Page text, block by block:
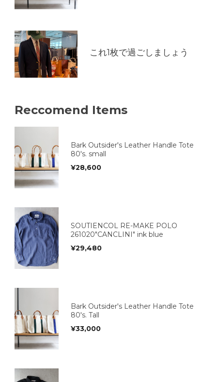
これ1枚で過ごしましょう
Reccomend Items
Bark Outsider's Leather Handle Tote
80's. small
¥28,600
SOUTIENCOL RE-MAKE POLO
261020"CANCLINI" ink blue
¥29,480
Bark Outsider's Leather Handle Tote
80's. Tall
¥33,000